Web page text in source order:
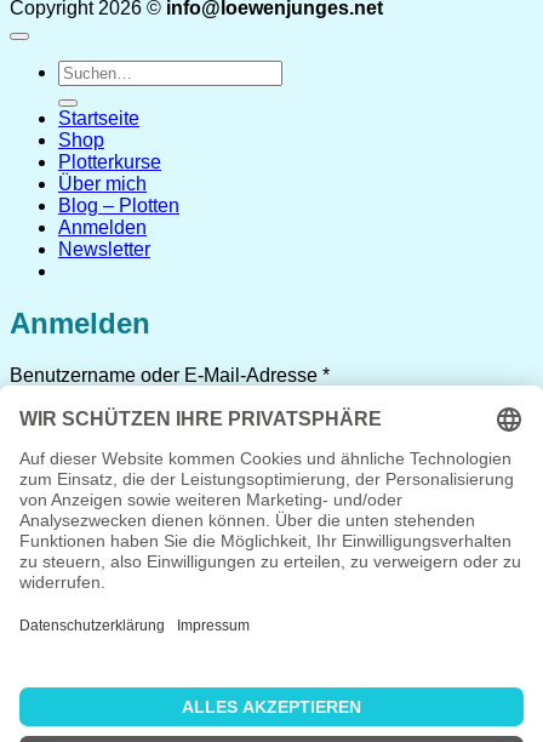
Copyright 2026 © info@loewenjunges.net
Suchen
nach:
Startseite
Shop
Plotterkurse
Über mich
Blog – Plotten
Anmelden
Newsletter
Anmelden
Benutzername oder E-Mail-Adresse *Erforderlich
Angemeldet bleiben Anmelden
Passwort vergessen?
Registrieren
Erforderlich
E-Mail-Adresse*
Passwort*Erforderlich